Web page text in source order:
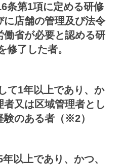
条第1項に定める研修
に店舗の管理及び法令
働省が必要と認める研
修了した者。
て1年以上であり、か
者又は区域管理者とし
験のある者 （※2）
以上であり、かつ、